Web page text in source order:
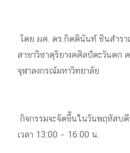
โดย ผศ. ดร.กิตตินันท์ ชินสำร
สาขาวิชาดุริยางคศิลป์ตะวันตก
จุฬาลงกรณ์มหาวิทยาลัย
กิจกรรมจะจัดขึ้นในวันพฤหัสบ
เวลา 13:00 – 16:00 น.